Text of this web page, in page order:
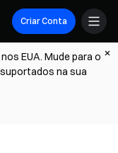
Criar Conta
EUA. Mude para o
na sua